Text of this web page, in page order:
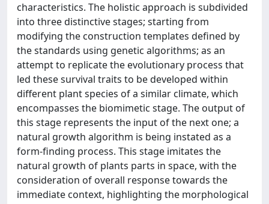
characteristics. The holistic approach is subdivided
into three distinctive stages; starting from
modifying the construction templates defined by
the standards using genetic algorithms; as an
attempt to replicate the evolutionary process that
led these survival traits to be developed within
different plant species of a similar climate, which
encompasses the biomimetic stage. The output of
this stage represents the input of the next one; a
natural growth algorithm is being instated as a
form-finding process. This stage imitates the
natural growth of plants parts in space, with the
consideration of overall response towards the
immediate context, highlighting the morphological